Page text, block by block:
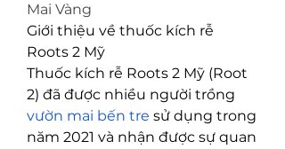
Mai Vàng
Giới thiệu về thuốc kích rễ
Roots 2 Mỹ
Thuốc kích rễ Roots 2 Mỹ (Root
vườn mai bến tre sử dụng trong
năm 2021 và nhận được sự quan